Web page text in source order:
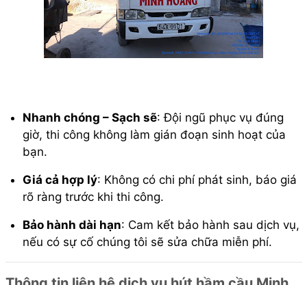
Nhanh chóng – Sạch sẽ: Đội ngũ phục vụ đúng
giờ, thi công không làm gián đoạn sinh hoạt của
bạn.
Giá cả hợp lý: Không có chi phí phát sinh, báo giá
rõ ràng trước khi thi công.
Bảo hành dài hạn: Cam kết bảo hành sau dịch vụ,
nếu có sự cố chúng tôi sẽ sửa chữa miễn phí.